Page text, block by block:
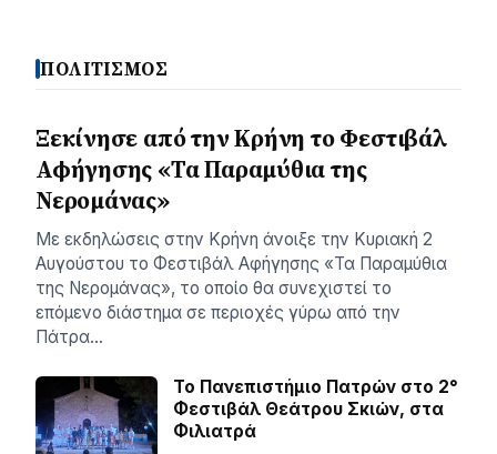
ΠΟΛΙΤΙΣΜΟΣ
Ξεκίνησε από την Κρήνη το Φεστιβάλ
Αφήγησης «Τα Παραμύθια της
Νερομάνας»
Με εκδηλώσεις στην Κρήνη άνοιξε την Κυριακή 2
Αυγούστου το Φεστιβάλ Αφήγησης «Τα Παραμύθια
της Νερομάνας», το οποίο θα συνεχιστεί το
επόμενο διάστημα σε περιοχές γύρω από την
Πάτρα…
Το Πανεπιστήμιο Πατρών στο 2°
Φεστιβάλ Θεάτρου Σκιών, στα
Φιλιατρά